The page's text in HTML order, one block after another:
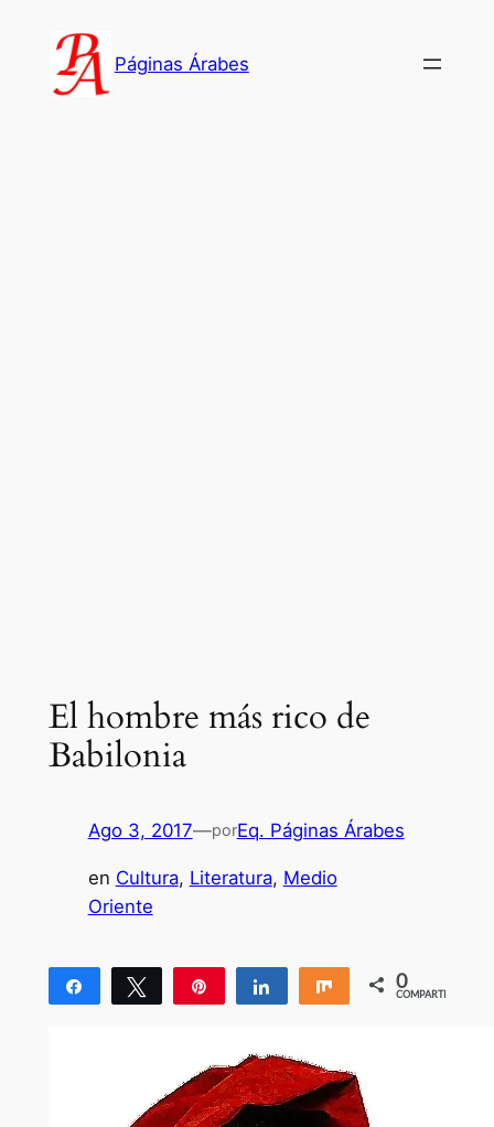
contenido
Páginas Árabes
El hombre más rico de
Babilonia
Ago 3, 2017—porEq. Páginas Árabes
en Cultura, Literatura, Medio
Oriente
Compartir Twittear Compartir Compartir
0
COMPARTIR